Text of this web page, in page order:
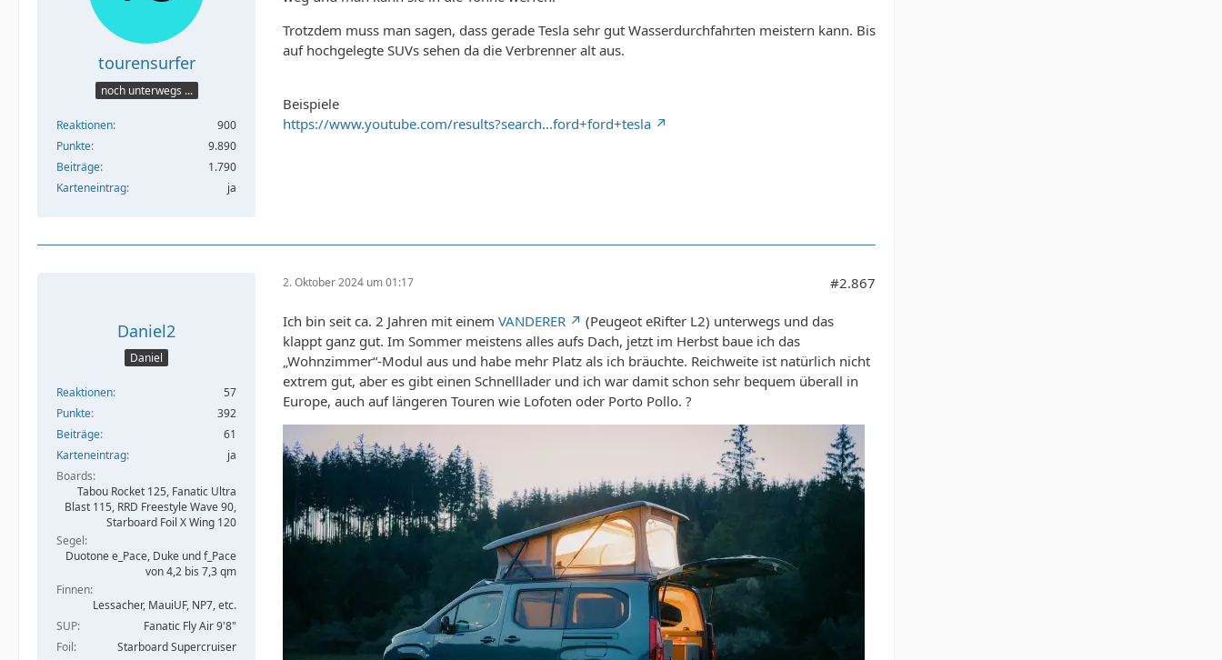
tourensurfer
noch unterwegs ...
Reaktionen
900
Punkte
9.890
Beiträge
1.790
Karteneintrag
ja
Trotzdem muss man sagen, dass gerade Tesla sehr gut Wasserdurchfahrten meistern kann. Bis
auf hochgelegte SUVs sehen da die Verbrenner alt aus.
Beispiele
https://www.youtube.com/results?search…ford+ford+tesla
Daniel2
Daniel
Reaktionen
57
Punkte
392
Beiträge
61
Karteneintrag
ja
Boards
Tabou Rocket 125, Fanatic Ultra
Blast 115, RRD Freestyle Wave 90,
Starboard Foil X Wing 120
Segel
Duotone e_Pace, Duke und f_Pace
von 4,2 bis 7,3 qm
Finnen
Lessacher, MauiUF, NP7, etc.
SUP
Fanatic Fly Air 9'8"
Foil
Starboard Supercruiser
2. Oktober 2024 um 01:17 #2.867
Ich bin seit ca. 2 Jahren mit einem VANDERER
(Peugeot eRifter L2) unterwegs und das
klappt ganz gut. Im Sommer meistens alles aufs Dach, jetzt im Herbst baue ich das
„Wohnzimmer“-Modul aus und habe mehr Platz als ich bräuchte. Reichweite ist natürlich nicht
extrem gut, aber es gibt einen Schnelllader und ich war damit schon sehr bequem überall in
Europe, auch auf längeren Touren wie Lofoten oder Porto Pollo. ?